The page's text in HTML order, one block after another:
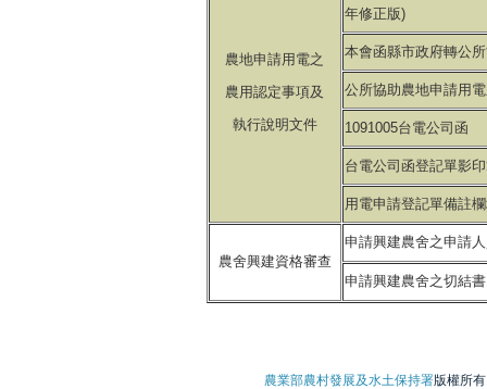
農地申請用電之
農用認定事項及
執行說明文件
年修正版)
本會函縣市政府轉公
公所協助農地申請用
1091005台電公司函
台電公司函登記單影
用電申請登記單備註
農舍興建資格審查
申請興建農舍之申請
申請興建農舍之切結書
農業部農村發展及水土保持署版權所